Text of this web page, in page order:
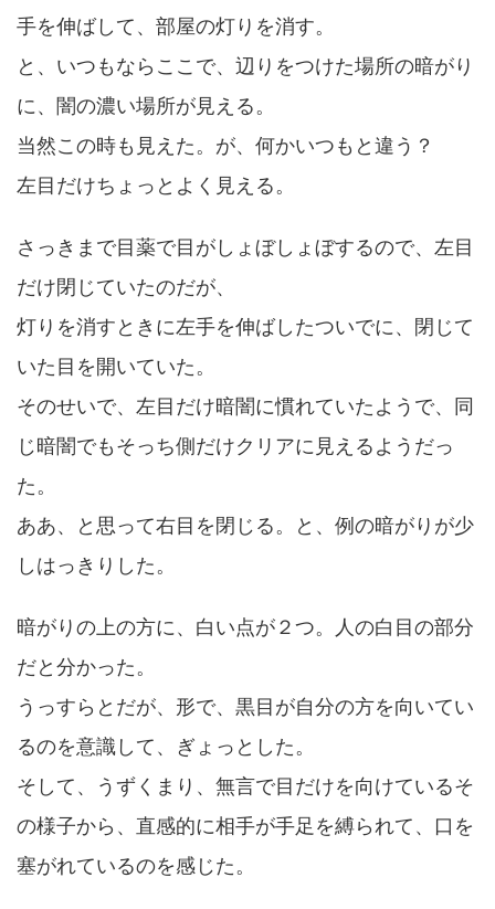
手を伸ばして、部屋の灯りを消す。
と、いつもならここで、辺りをつけた場所の暗がり
に、闇の濃い場所が見える。
当然この時も見えた。が、何かいつもと違う？
左目だけちょっとよく見える。
さっきまで目薬で目がしょぼしょぼするので、左目
だけ閉じていたのだが、
灯りを消すときに左手を伸ばしたついでに、閉じて
いた目を開いていた。
そのせいで、左目だけ暗闇に慣れていたようで、同
じ暗闇でもそっち側だけクリアに見えるようだっ
た。
ああ、と思って右目を閉じる。と、例の暗がりが少
しはっきりした。
暗がりの上の方に、白い点が２つ。人の白目の部分
だと分かった。
うっすらとだが、形で、黒目が自分の方を向いてい
るのを意識して、ぎょっとした。
そして、うずくまり、無言で目だけを向けているそ
の様子から、直感的に相手が手足を縛られて、口を
塞がれているのを感じた。